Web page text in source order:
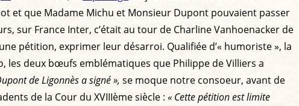
et que Madame Michu et Monsieur Dupont pouvaient passer
sur France Inter, c’était au tour de Charline Vanhoenacker de
pétition, exprimer leur désarroi. Qualifiée d’« humoriste », la
les deux bœufs emblématiques que Philippe de Villiers a
de Ligonnès a signé », se moque notre consoeur, avant de
de la Cour du XVIIIème siècle : « Cette pétition est limite